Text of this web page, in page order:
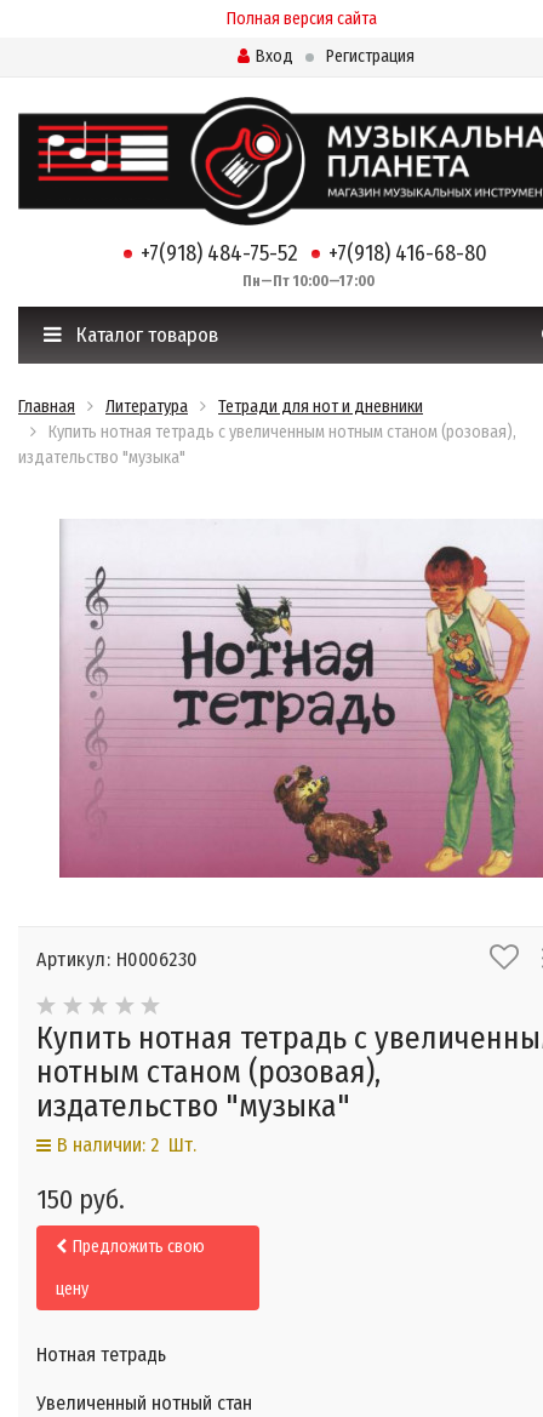
Полная версия сайта
Вход
Регистрация
+7(918) 484-75-52 +7(918) 416-68-80
Пн—Пт 10:00—17:00
Каталог товаров
Главная Литература
Тетради для нот и дневники
Купить нотная тетрадь с увеличенным нотным станом (розовая),
издательство "музыка"
Артикул: Н0006230
Купить нотная тетрадь с
нотным станом (розовая),
издательство "музыка"
В наличии: 2 Шт.
150 руб.
Предложить свою
цену
Нотная тетрадь
Увеличенный нотный стан